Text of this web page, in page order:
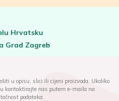
Hrvatsku
Grad Zagreb
u opisu, slici ili cijeni proizvoda. Ukoliko
kontaktirajte nas putem e-maila na
podataka.